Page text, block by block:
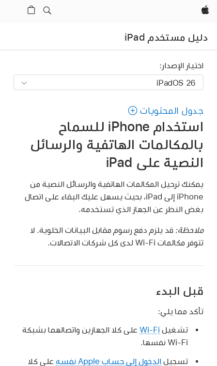
Apple‏
دليل مستخدم iPad
اختيار الإصدار:
جدول المحتويات
استخدام iPhone للسماح
بالمكالمات الهاتفية والرسائل
النصية على iPad
يمكنك ترحيل المكالمات الهاتفية والرسائل النصية من
iPhone إلى iPad، بحيث يسهل عليك البقاء على اتصال
بغض النظر عن الجهاز الذي تستخدمه.
ملاحظة: قد يلزم دفع رسوم مقابل البيانات الخلوية. لا
تتوفر مكالمات Wi-Fi لدى كل شركات الاتصالات.
قبل البدء
تأكد مما يلي:
تشغيل Wi-Fi على كلا الجهازين واتصالهما بشبكة
Wi-Fi نفسها.
تسجيلالدخول إلى حساب Apple نفسه
على كلا